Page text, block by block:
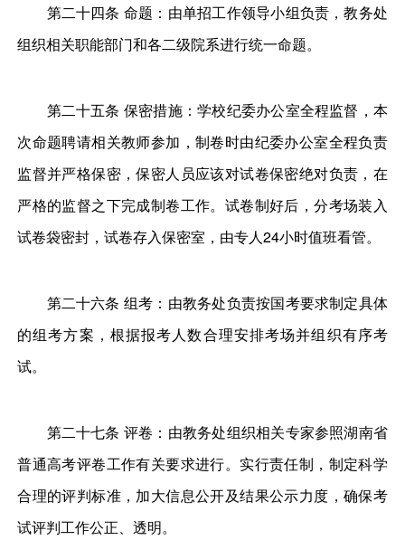
第二十四条 命题：由单招工作领导小组负责，教务处
组织相关职能部门和各二级院系进行统一命题。
第二十五条 保密措施：学校纪委办公室全程监督，本
次命题聘请相关教师参加，制卷时由纪委办公室全程负责
监督并严格保密，保密人员应该对试卷保密绝对负责，在
严格的监督之下完成制卷工作。试卷制好后，分考场装入
试卷袋密封，试卷存入保密室，由专人24小时值班看管。
第二十六条 组考：由教务处负责按国考要求制定具体
的组考方案，根据报考人数合理安排考场并组织有序考
试。
第二十七条 评卷：由教务处组织相关专家参照湖南省
普通高考评卷工作有关要求进行。实行责任制，制定科学
合理的评判标准，加大信息公开及结果公示力度，确保考
试评判工作公正、透明。